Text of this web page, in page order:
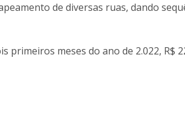
de diversas ruas, dando
primeiros meses do ano de 2.022, R$